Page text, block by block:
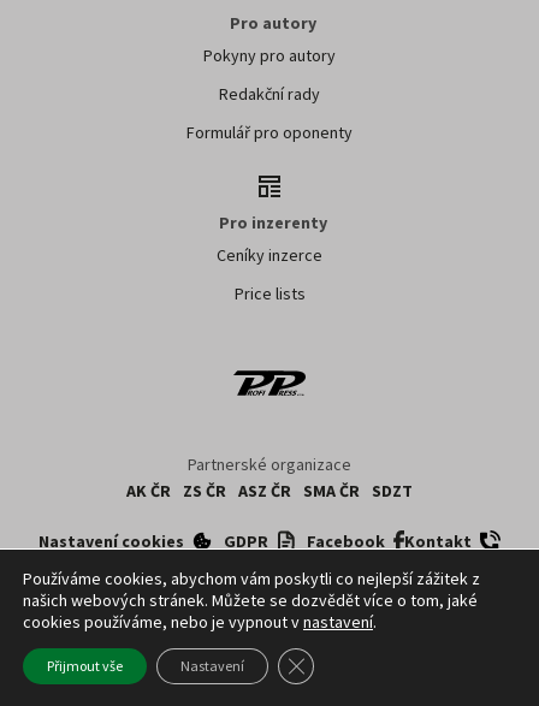
Pro autory
Pokyny pro autory
Redakční rady
Formulář pro oponenty
Pro inzerenty
Ceníky inzerce
Price lists
Partnerské organizace
AK ČR
ZS ČR ASZ ČR SMA ČR SDZT
Nastavení cookies GDPR Facebook Kontakt
Copyright ©2026 ČTK. Profi Press, s.r.o. využívá zpravodajství z databází ČTK,
jejichž obsah je chráněn autorským zákonem. Přepis, šíření či další
zpřístupňování tohoto obsahu či jeho části veřejnosti, a to jakýmkoliv způsobem,
je bez předchozího souhlasu ČTK výslovně zakázáno.
Používáme cookies, abychom vám poskytli co nejlepší zážitek z
našich webových stránek. Můžete se dozvědět více o tom, jaké
cookies používáme, nebo je vypnout vnastavení.
Přijmout vše Nastavení Zavřít cookie lištu GDPR